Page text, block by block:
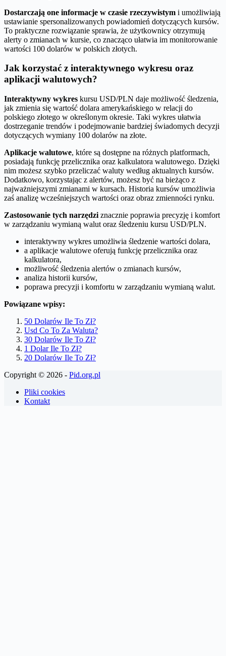
Dostarczają one informacje w czasie rzeczywistym i umożliwiają
ustawianie spersonalizowanych powiadomień dotyczących kursów.
To praktyczne rozwiązanie sprawia, że użytkownicy otrzymują
alerty o zmianach w kursie, co znacząco ułatwia im monitorowanie
wartości 100 dolarów w polskich złotych.
Jak korzystać z interaktywnego wykresu oraz
aplikacji walutowych?
Interaktywny wykres kursu USD/PLN daje możliwość śledzenia,
jak zmienia się wartość dolara amerykańskiego w relacji do
polskiego złotego w określonym okresie. Taki wykres ułatwia
dostrzeganie trendów i podejmowanie bardziej świadomych decyzji
dotyczących wymiany 100 dolarów na złote.
Aplikacje walutowe, które są dostępne na różnych platformach,
posiadają funkcję przelicznika oraz kalkulatora walutowego. Dzięki
nim możesz szybko przeliczać waluty według aktualnych kursów.
Dodatkowo, korzystając z alertów, możesz być na bieżąco z
najważniejszymi zmianami w kursach. Historia kursów umożliwia
zaś analizę wcześniejszych wartości oraz obraz zmienności rynku.
Zastosowanie tych narzędzi znacznie poprawia precyzję i komfort
w zarządzaniu wymianą walut oraz śledzeniu kursu USD/PLN.
interaktywny wykres umożliwia śledzenie wartości dolara,
a aplikacje walutowe oferują funkcję przelicznika oraz
kalkulatora,
możliwość śledzenia alertów o zmianach kursów,
analiza historii kursów,
poprawa precyzji i komfortu w zarządzaniu wymianą walut.
Powiązane wpisy:
50 Dolarów Ile To Zł?
Usd Co To Za Waluta?
30 Dolarów Ile To Zł?
1 Dolar Ile To Zł?
20 Dolarów Ile To Zł?
Copyright © 2026 - Pid.org.pl
Pliki cookies
Kontakt